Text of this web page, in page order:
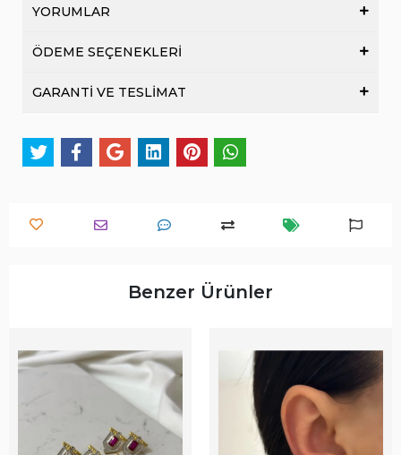
YORUMLAR
ÖDEME SEÇENEKLERİ
GARANTİ VE TESLİMAT
Benzer Ürünler